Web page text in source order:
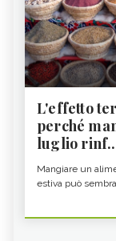
L'effetto
perché
luglio
Mangiare un
estiva può